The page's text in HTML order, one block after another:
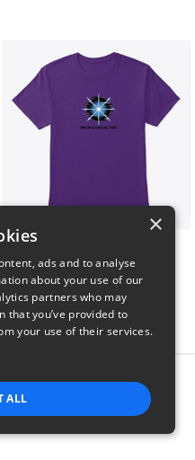
product
×
ads and to analyse
about your use of our
partners who may
you’ve provided to
your use of their services.
ALL
PERFORMANCE